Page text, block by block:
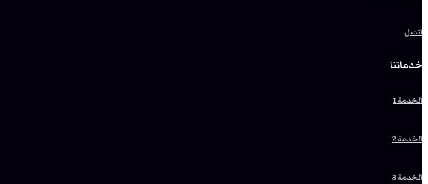
اتصل
خدماتنا
الخدمة 1
الخدمة 2
الخدمة 3